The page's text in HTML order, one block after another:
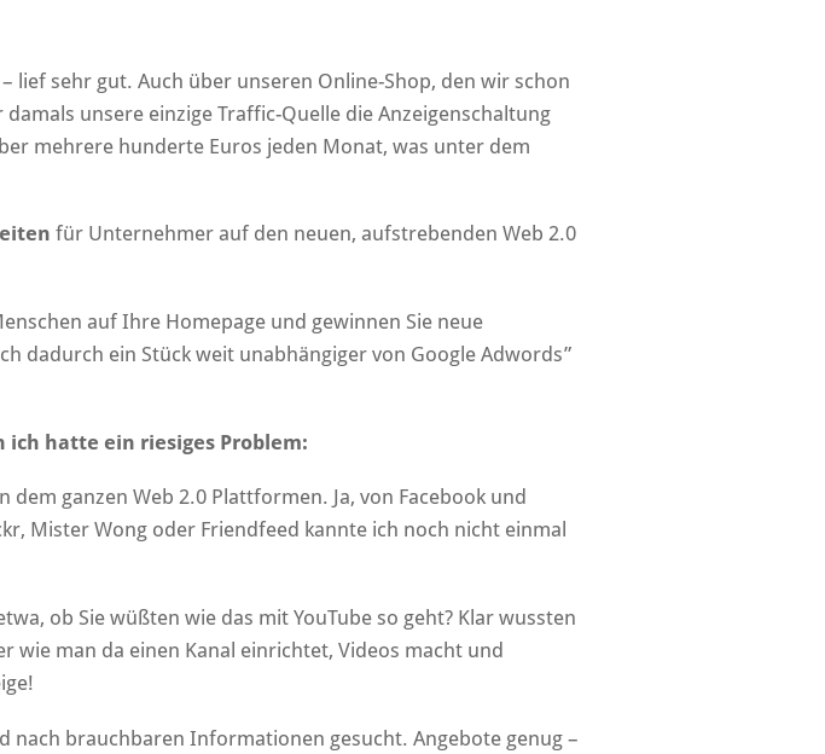
lief sehr gut. Auch über unseren Online-Shop, den wir schon
unsere einzige Traffic-Quelle die Anzeigenschaltung
mehrere hunderte Euros jeden Monat, was unter dem
für Unternehmer auf den neuen, aufstrebenden Web 2.0
auf Ihre Homepage und gewinnen Sie neue
dadurch ein Stück weit unabhängiger von Google Adwords”
ich hatte ein riesiges Problem:
ganzen Web 2.0 Plattformen. Ja, von Facebook und
Mister Wong oder Friendfeed kannte ich noch nicht einmal
ob Sie wüßten wie das mit YouTube so geht? Klar wussten
wie man da einen Kanal einrichtet, Videos macht und
brauchbaren Informationen gesucht. Angebote genug –